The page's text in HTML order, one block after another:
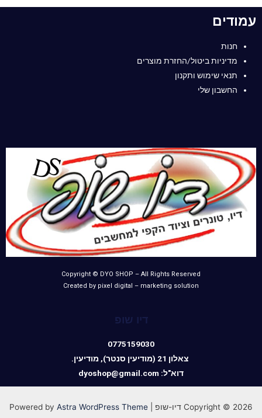
עמודים
חנות
מדיניות ביטול/החזרת מוצרים
תנאי שימוש ותקנון
החשבון שלי
Copyright © DYO SHOP – All Rights Reserved
Created by pixel digital – marketing solution
דיו שופ
0775159030
צאלון 21 (מודיעין סנטר), מודיעין.
דוא"ל: dyoshop@gmail.com
Copyright © 2026 דיו-שופ | Powered by Astra WordPress Theme